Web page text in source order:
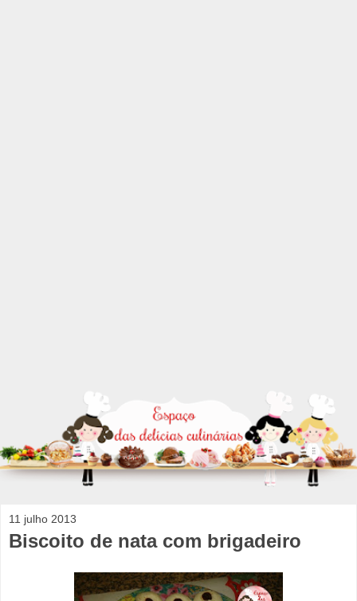
11 julho 2013
Biscoito de nata com brigadeiro